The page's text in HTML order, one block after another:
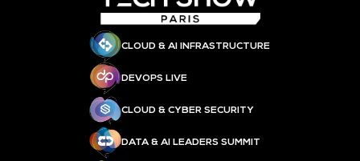
CLOUD & AI INFRASTRUCTURE
DEVOPS LIVE
CLOUD & CYBER SECURITY
DATA & AI LEADERS SUMMIT